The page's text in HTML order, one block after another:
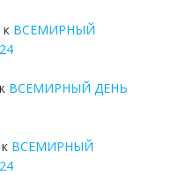
к ВСЕМИРНЫЙ
к ВСЕМИРНЫЙ ДЕНЬ
к ВСЕМИРНЫЙ